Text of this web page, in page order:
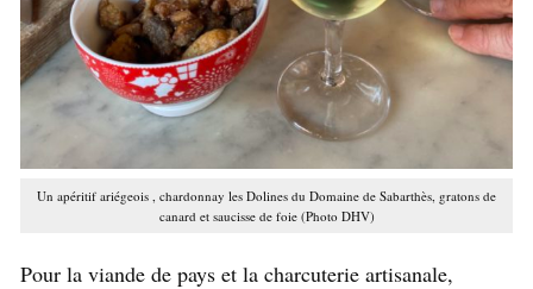
Un apéritif ariégeois , chardonnay les Dolines du Domaine de Sabarthès, gratons de
canard et saucisse de foie (Photo DHV)
Pour la viande de pays et la charcuterie artisanale,